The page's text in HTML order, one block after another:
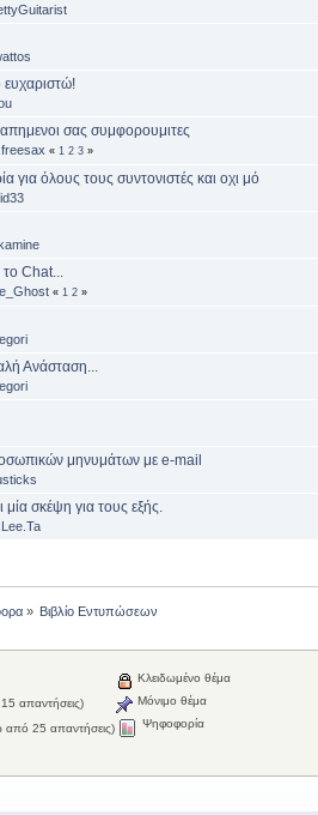
ευχαριστώ!
σας συμφορουμιτες
« 1 2 3 »
για όλους τους συντονιστές και οχι μό
το Chat...
« 1 2 »
Ανάσταση...
μηνυμάτων με e-mail
σκέψη για τους εξής.
» Βιβλίο Εντυπώσεων
απαντήσεις)
από 25 απαντήσεις)
Κλειδωμένο θέμα
Μόνιμο θέμα
Ψηφοφορία